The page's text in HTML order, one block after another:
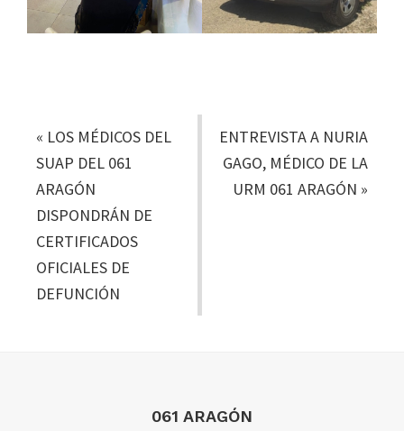
« LOS MÉDICOS DEL
SUAP DEL 061
ARAGÓN
DISPONDRÁN DE
CERTIFICADOS
OFICIALES DE
DEFUNCIÓN
ENTREVISTA A NURIA
GAGO, MÉDICO DE LA
URM 061 ARAGÓN »
061 ARAGÓN